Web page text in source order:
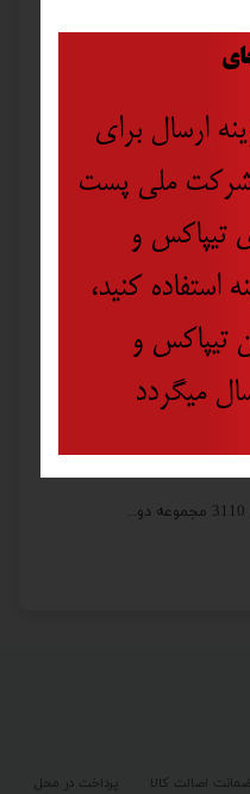
زغال مینی فرز رونیکس مدل 3110 مجموعه دو عددی
پرداخت در محل ضمانت اصالت کالا
ارسال برای
شرکت ملی پست
تیپاکس و
کنید،
تیپاکس و
میگردد